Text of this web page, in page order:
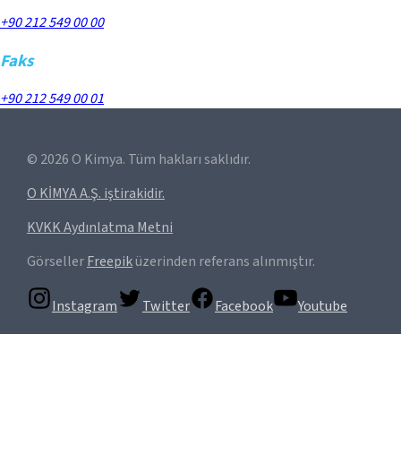
+90 212 549 00 00
Faks
+90 212 549 00 01
© 2026 O Kimya. Tüm hakları saklıdır.
O KİMYA A.Ş. iştirakidir.
KVKK Aydınlatma Metni
GörsellerFreepiküzerinden referans alınmıştır.
Instagram Twitter Facebook Youtube